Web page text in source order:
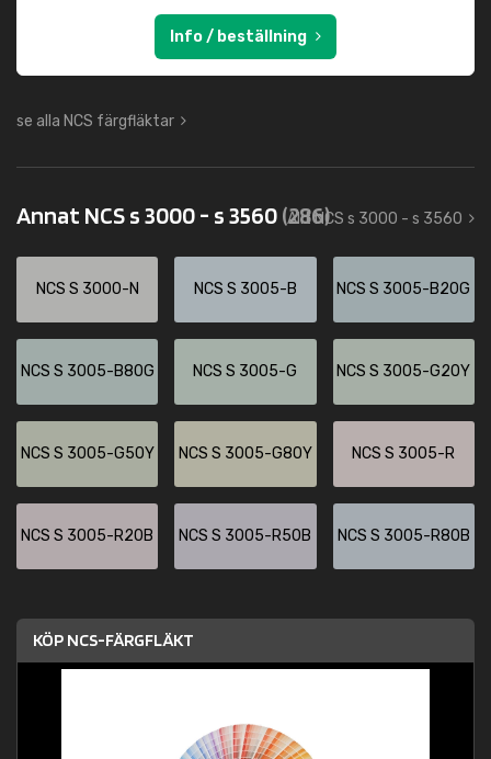
Info / beställning
se alla NCS färgfläktar
Annat NCS s 3000 - s 3560(286)
Allt NCS s 3000 - s 3560
NCS S 3000-N NCS S 3005-B NCS S 3005-B20G
NCS S 3005-B80G NCS S 3005-G NCS S 3005-G20Y
NCS S 3005-G50Y NCS S 3005-G80Y NCS S 3005-R
NCS S 3005-R20B NCS S 3005-R50B NCS S 3005-R80B
KÖP NCS-FÄRGFLÄKT